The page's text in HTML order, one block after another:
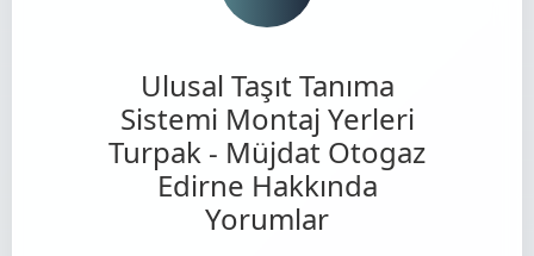
Ulusal Taşıt Tanıma
Sistemi Montaj Yerleri
Turpak - Müjdat Otogaz
Edirne Hakkında
Yorumlar